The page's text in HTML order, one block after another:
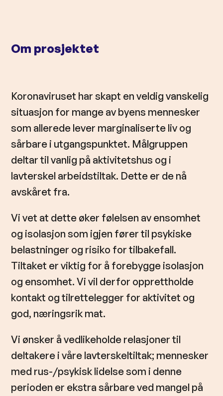
Om prosjektet
Koronaviruset har skapt en veldig vanskelig
situasjon for mange av byens mennesker
som allerede lever marginaliserte liv og
sårbare i utgangspunktet. Målgruppen
deltar til vanlig på aktivitetshus og i
lavterskel arbeidstiltak. Dette er de nå
avskåret fra.
Vi vet at dette øker følelsen av ensomhet
og isolasjon som igjen fører til psykiske
belastninger og risiko for tilbakefall.
Tiltaket er viktig for å forebygge isolasjon
og ensomhet. Vi vil derfor opprettholde
kontakt og tilrettelegger for aktivitet og
god, næringsrik mat.
Vi ønsker å vedlikeholde relasjoner til
deltakere i våre lavterskeltiltak; mennesker
med rus-/psykisk lidelse som i denne
perioden er ekstra sårbare ved mangel på